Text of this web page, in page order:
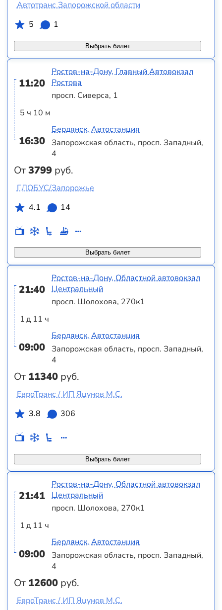
Выбрать билет
Автотранс Запорожской области
5
1
11:20
5 ч 10 м
16:30
От3799 руб.
Ростов-на-Дону, Главный Автовокзал
Ростова
просп. Сиверса, 1
Бердянск, Автостанция
Запорожская область, просп. Западный,
4
Выбрать билет
ГЛОБУС/Запорожье
4.1
14
21:40
1 д 11 ч
09:00
От 11340 руб.
Ростов-на-Дону, Областной автовокзал
Центральный
просп. Шолохова, 270к1
Бердянск, Автостанция
Запорожская область, просп. Западный,
4
Выбрать билет
ЕвроТранс / ИП Яцунов М.С.
3.8
306
21:41
1 д 11 ч
09:00
От 12600 руб.
Ростов-на-Дону, Областной автовокзал
Центральный
просп. Шолохова, 270к1
Бердянск, Автостанция
Запорожская область, просп. Западный,
4
ЕвроТранс / ИП Яцунов М.С.